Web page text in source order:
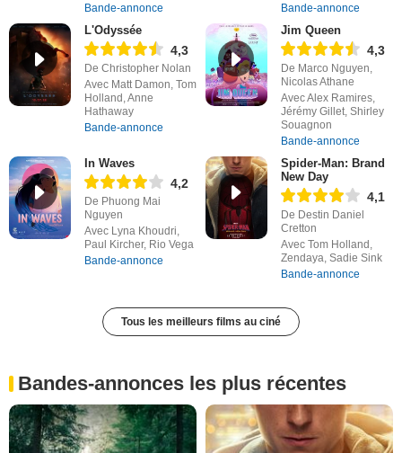
Bande-annonce
Bande-annonce
L'Odyssée
4,3
De Christopher Nolan
Avec Matt Damon, Tom
Holland, Anne
Hathaway
Bande-annonce
Jim Queen
4,3
De Marco Nguyen,
Nicolas Athane
Avec Alex Ramires,
Jérémy Gillet, Shirley
Souagnon
Bande-annonce
In Waves
4,2
De Phuong Mai
Nguyen
Avec Lyna Khoudri,
Paul Kircher, Rio Vega
Bande-annonce
Spider-Man: Brand
New Day
4,1
De Destin Daniel
Cretton
Avec Tom Holland,
Zendaya, Sadie Sink
Bande-annonce
Tous les meilleurs films au ciné
Bandes-annonces les plus récentes